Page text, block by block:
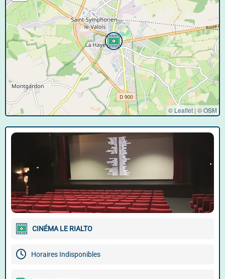
© Leaflet | ©OSM
CINÉMA LE RIALTO
Horaires Indisponibles